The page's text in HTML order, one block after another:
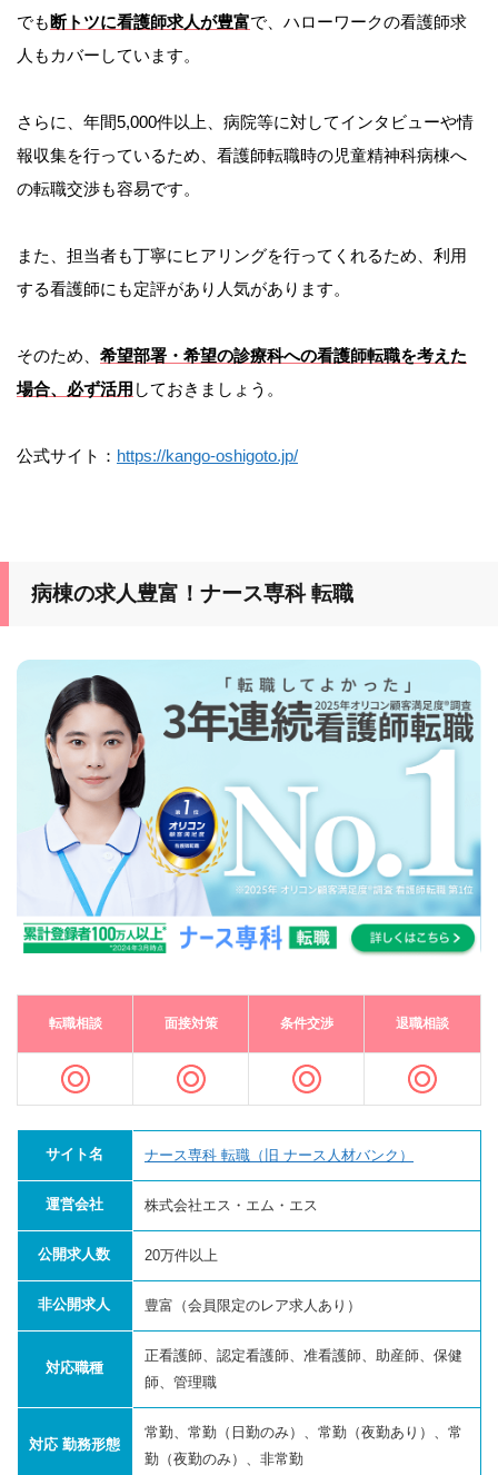
でも 断トツに看護師求人が豊富で、ハローワークの看護師求
人もカバーしています。
さらに、年間5,000件以上、病院等に対してインタビューや情
報収集を行っているため、看護師転職時の児童精神科病棟へ
の転職交渉も容易です。
また、担当者も丁寧にヒアリングを行ってくれるため、利用
する看護師にも定評があり人気があります。
そのため、 希望部署・希望の診療科への看護師転職を考えた
場合、必ず活用 しておきましょう。
公式サイト： https://kango-oshigoto.jp/
病棟の求人豊富！ナース専科 転職
転職相談 面接対策 条件交渉 退職相談
サイト名 ナース専科 転職（旧 ナース人材バンク）
運営会社 株式会社エス・エム・エス
公開求人数 20万件以上
非公開求人 豊富（会員限定のレア求人あり）
対応職種
正看護師、認定看護師、准看護師、助産師、保健
師、管理職
対応 勤務形態
常勤、常勤（日勤のみ）、常勤（夜勤あり）、常
勤（夜勤のみ）、非常勤